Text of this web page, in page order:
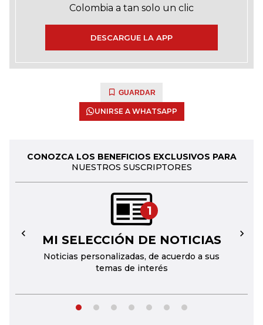
Colombia a tan solo un clic
DESCARGUE LA APP
GUARDAR
UNIRSE A WHATSAPP
CONOZCA LOS BENEFICIOS EXCLUSIVOS PARA
NUESTROS SUSCRIPTORES
1
MI SELECCIÓN DE NOTICIAS
Noticias personalizadas, de acuerdo a sus
temas de interés
← →